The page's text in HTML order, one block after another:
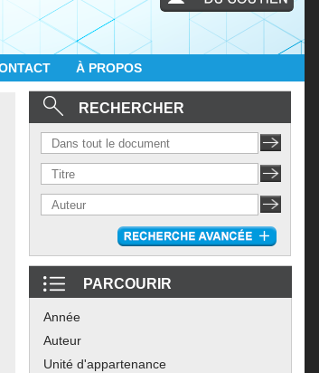
À PROPOS
RECHERCHER
PARCOURIR
Année
Auteur
Unité d'appartenance